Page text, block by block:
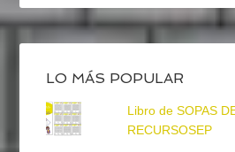
LO MÁS POPULAR
Libro de SOPAS
RECURSOSEP